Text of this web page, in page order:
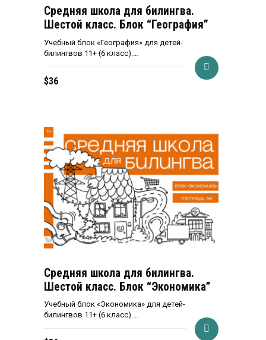
Средняя школа для билингва.
Шестой класс. Блок “География”
Учебный блок «География» для детей-
билингвов 11+ (6 класс).…
$36
Средняя школа для билингва.
Шестой класс. Блок “Экономика”
Учебный блок «Экономика» для детей-
билингвов 11+ (6 класс).…